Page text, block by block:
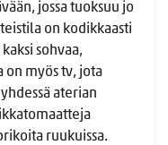
jossa tuoksuu jo
on kodikkaasti
sohvaa,
on myös tv, jota
aterian
ruukuissa.